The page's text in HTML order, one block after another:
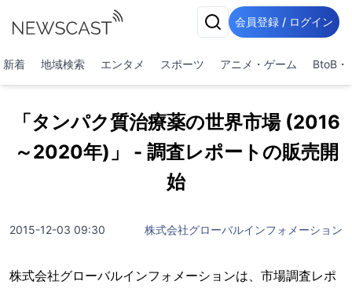
会員登録 / ログイン
新着 地域検索 エンタメ スポーツ アニメ・ゲーム BtoB・
「タンパク質治療薬の世界市場 (2016
～2020年)」 - 調査レポートの販売開
始
2015-12-03 09:30 株式会社グローバルインフォメーション
株式会社グローバルインフォメーションは、市場調査レポ